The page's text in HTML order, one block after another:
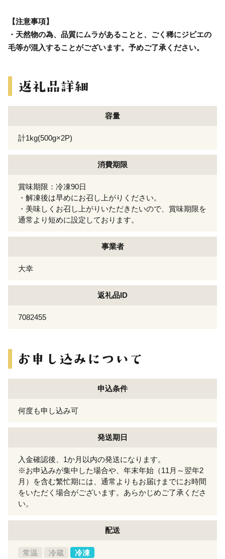
【注意事項】
・天然物の為、品質にムラがあることと、ごく稀にジビエの
毛等が混入することがございます。予めご了承ください。
容量
計1kg(500g×2P)
消費期限
賞味期限：冷凍90日
・解凍後は早めにお召し上がりください。
・美味しくお召し上がりいただきたいので、賞味期限を
通常より短めに設定しております。
事業者
大幸
返礼品ID
7082455
申込条件
何度も申し込み可
発送期日
入金確認後、1か月以内の発送になります。
※お申込みが集中した場合や、年末年始（11月～翌年2
月）を含む繁忙期には、通常よりもお届けまでにお時間
をいただく場合がございます。あらかじめご了承くださ
い。
配送
常温 冷蔵 冷凍